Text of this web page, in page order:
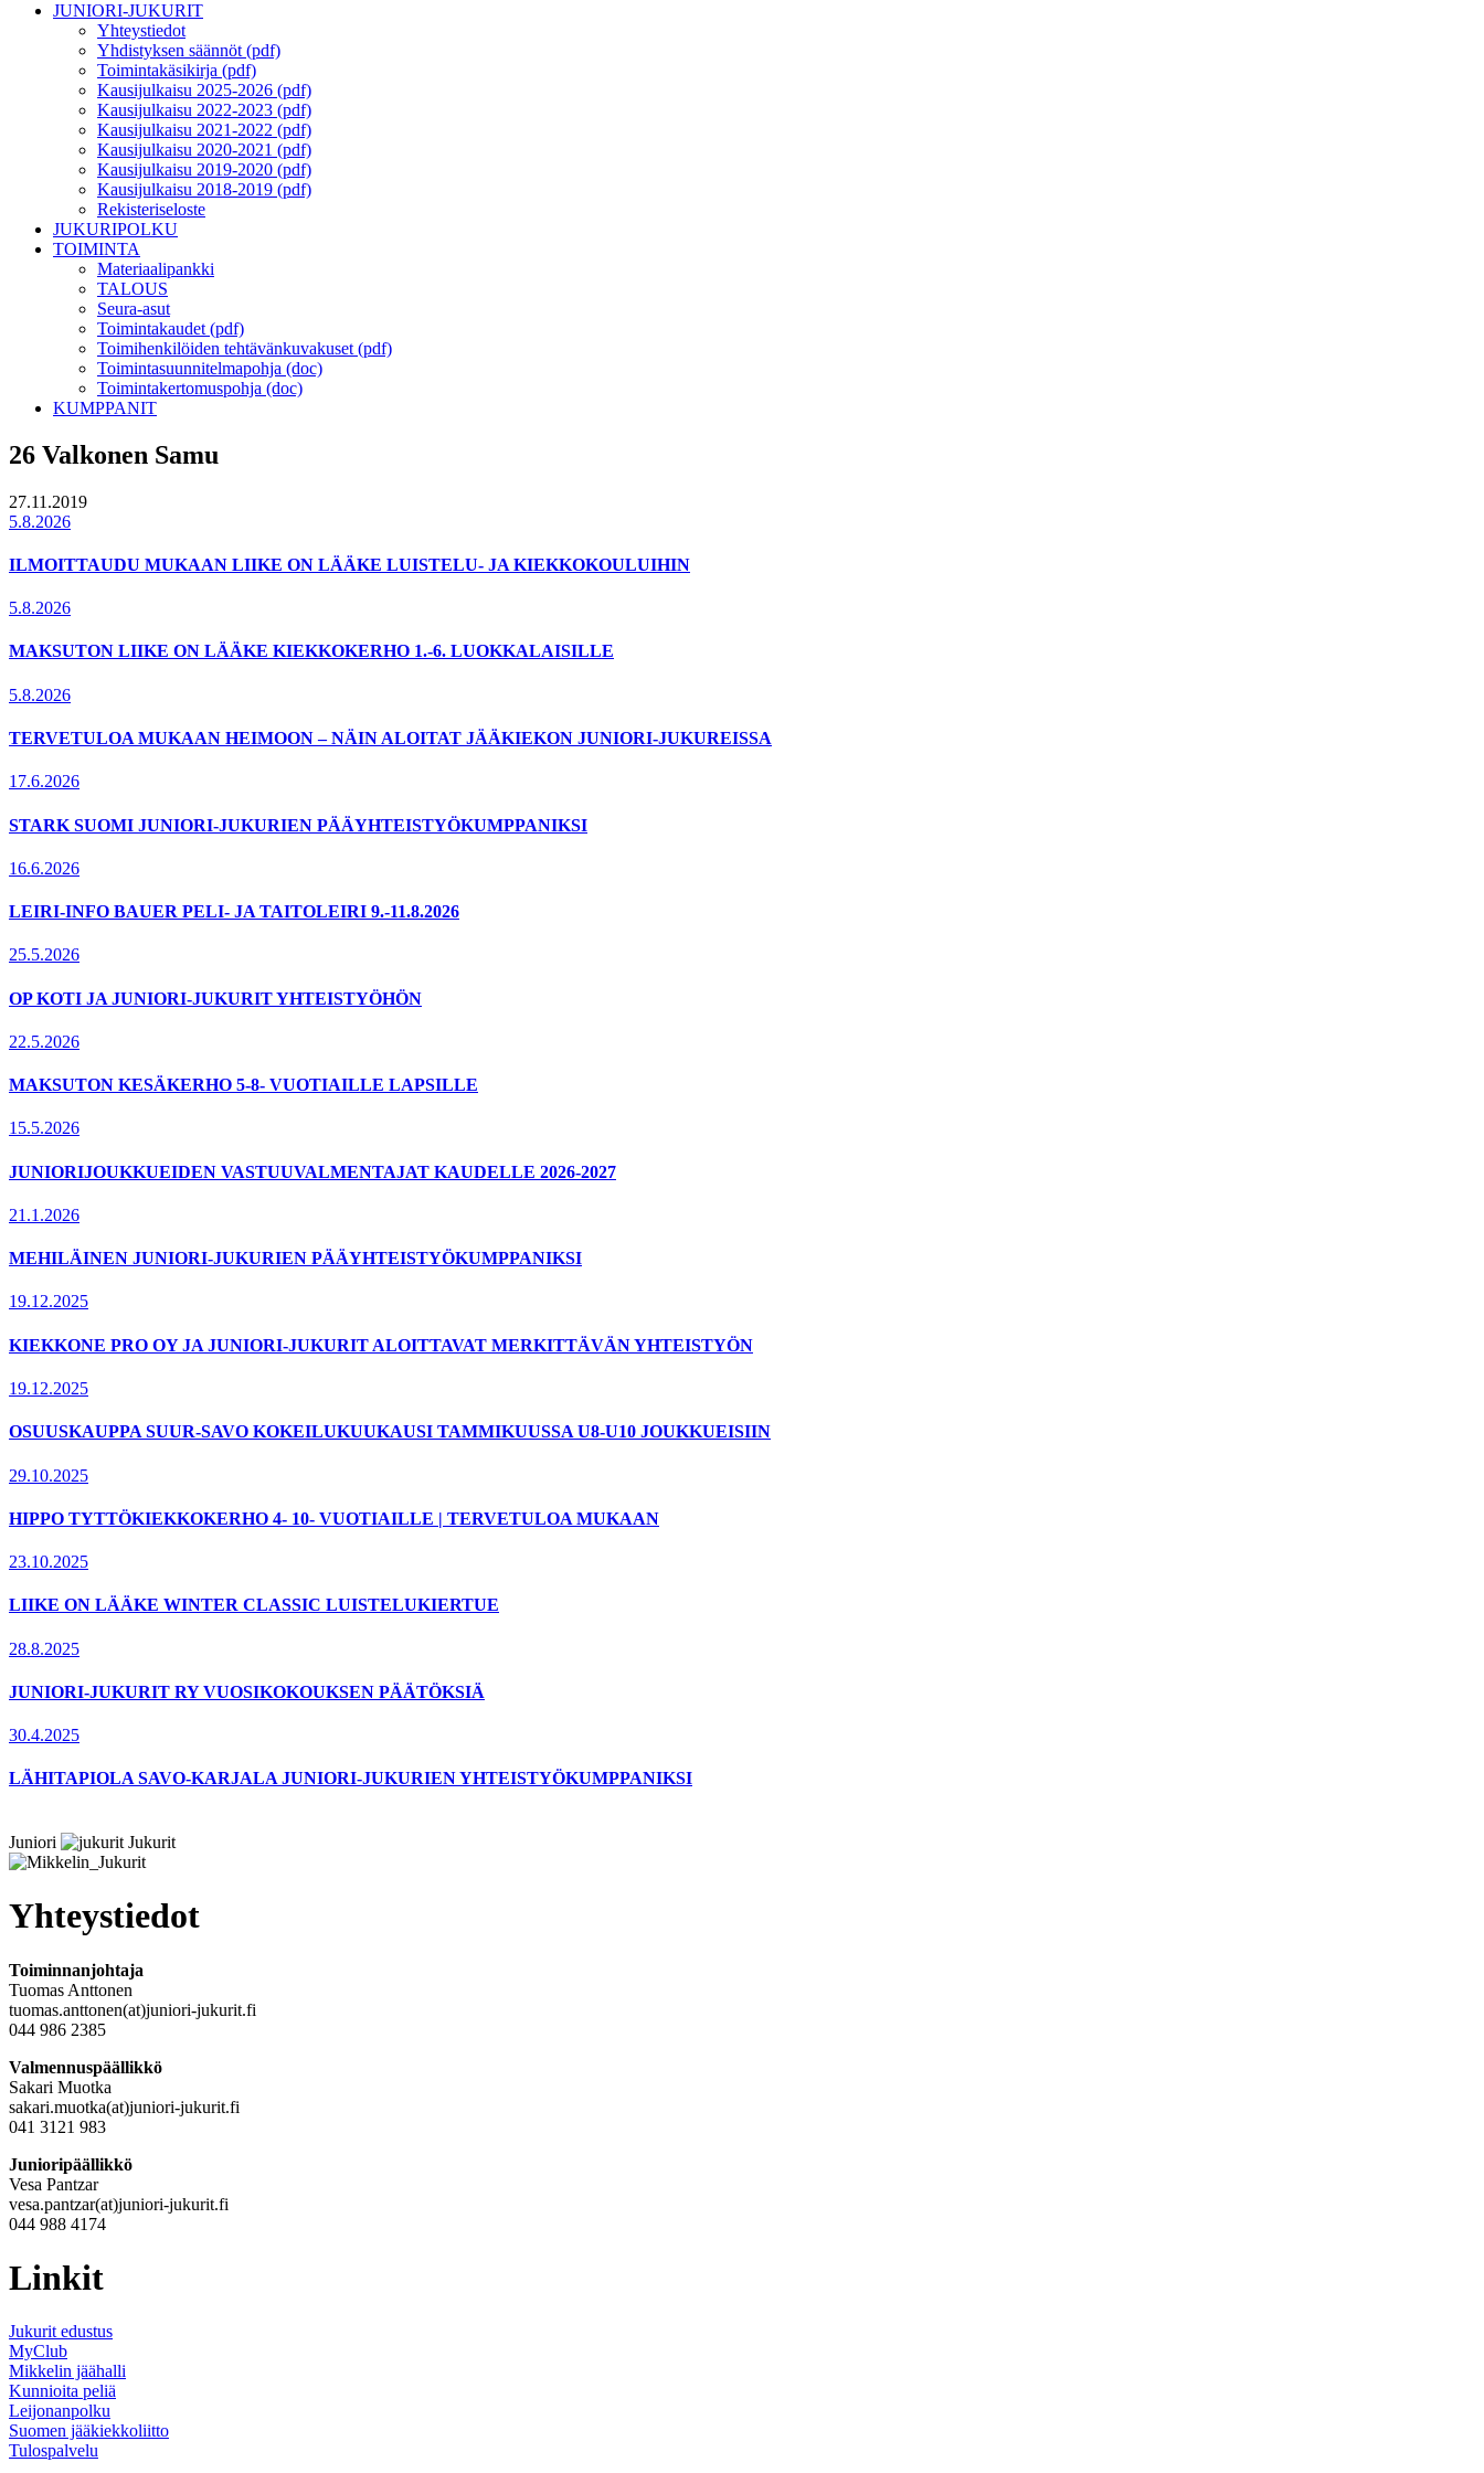
JUNIORI-JUKURIT
Yhteystiedot
Yhdistyksen säännöt (pdf)
Toimintakäsikirja (pdf)
Kausijulkaisu 2025-2026 (pdf)
Kausijulkaisu 2022-2023 (pdf)
Kausijulkaisu 2021-2022 (pdf)
Kausijulkaisu 2020-2021 (pdf)
Kausijulkaisu 2019-2020 (pdf)
Kausijulkaisu 2018-2019 (pdf)
Rekisteriseloste
JUKURIPOLKU
TOIMINTA
Materiaalipankki
TALOUS
Seura-asut
Toimintakaudet (pdf)
Toimihenkilöiden tehtävänkuvakuset (pdf)
Toimintasuunnitelmapohja (doc)
Toimintakertomuspohja (doc)
KUMPPANIT
26 Valkonen Samu
27.11.2019
5.8.2026
ILMOITTAUDU MUKAAN LIIKE ON LÄÄKE LUISTELU- JA KIEKKOKOULUIHIN
5.8.2026
MAKSUTON LIIKE ON LÄÄKE KIEKKOKERHO 1.-6. LUOKKALAISILLE
5.8.2026
TERVETULOA MUKAAN HEIMOON – NÄIN ALOITAT JÄÄKIEKON JUNIORI-JUKUREISSA
17.6.2026
STARK SUOMI JUNIORI-JUKURIEN PÄÄYHTEISTYÖKUMPPANIKSI
16.6.2026
LEIRI-INFO BAUER PELI- JA TAITOLEIRI 9.-11.8.2026
25.5.2026
OP KOTI JA JUNIORI-JUKURIT YHTEISTYÖHÖN
22.5.2026
MAKSUTON KESÄKERHO 5-8- VUOTIAILLE LAPSILLE
15.5.2026
JUNIORIJOUKKUEIDEN VASTUUVALMENTAJAT KAUDELLE 2026-2027
21.1.2026
MEHILÄINEN JUNIORI-JUKURIEN PÄÄYHTEISTYÖKUMPPANIKSI
19.12.2025
KIEKKONE PRO OY JA JUNIORI-JUKURIT ALOITTAVAT MERKITTÄVÄN YHTEISTYÖN
19.12.2025
OSUUSKAUPPA SUUR-SAVO KOKEILUKUUKAUSI TAMMIKUUSSA U8-U10 JOUKKUEISIIN
29.10.2025
HIPPO TYTTÖKIEKKOKERHO 4- 10- VUOTIAILLE | TERVETULOA MUKAAN
23.10.2025
LIIKE ON LÄÄKE WINTER CLASSIC LUISTELUKIERTUE
28.8.2025
JUNIORI-JUKURIT RY VUOSIKOKOUKSEN PÄÄTÖKSIÄ
30.4.2025
LÄHITAPIOLA SAVO-KARJALA JUNIORI-JUKURIEN YHTEISTYÖKUMPPANIKSI
Juniori Jukurit
Yhteystiedot
Toiminnanjohtaja
Tuomas Anttonen
tuomas.anttonen(at)juniori-jukurit.fi
044 986 2385
Valmennuspäällikkö
Sakari Muotka
sakari.muotka(at)juniori-jukurit.fi
041 3121 983
Junioripäällikkö
Vesa Pantzar
vesa.pantzar(at)juniori-jukurit.fi
044 988 4174
Linkit
Jukurit edustus
MyClub
Mikkelin jäähalli
Kunnioita peliä
Leijonanpolku
Suomen jääkiekkoliitto
Tulospalvelu